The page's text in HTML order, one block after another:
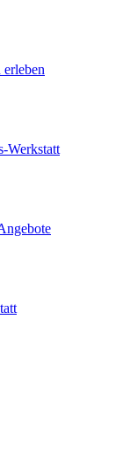
Werkstatt